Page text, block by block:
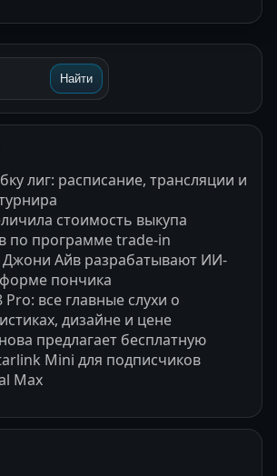
Найти
лиг: расписание, трансляции и
стоимость выкупа
по программе trade-in
Джони Айв разрабатывают ИИ-
пончика
Pro: все главные слухи о
дизайне и цене
предлагает бесплатную
Mini для подписчиков
Max